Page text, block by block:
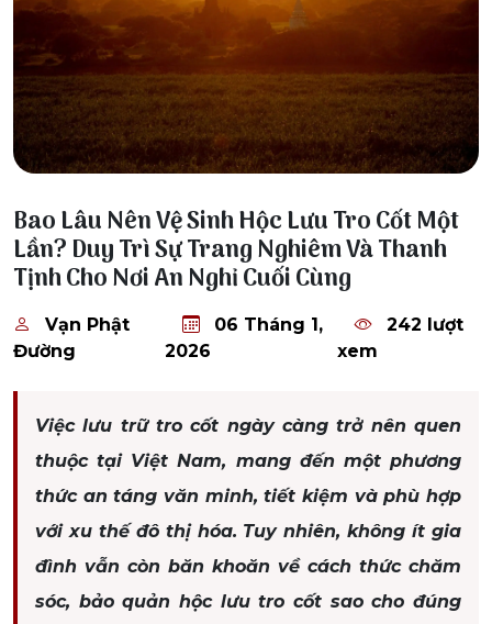
Bao Lâu Nên Vệ Sinh Hộc Lưu Tro Cốt Một
Lần? Duy Trì Sự Trang Nghiêm Và Thanh
Tịnh Cho Nơi An Nghỉ Cuối Cùng
Vạn Phật
Đường
06 Tháng 1,
2026
242 lượt
xem
Việc lưu trữ tro cốt ngày càng trở nên quen
thuộc tại Việt Nam, mang đến một phương
thức an táng văn minh, tiết kiệm và phù hợp
với xu thế đô thị hóa. Tuy nhiên, không ít gia
đình vẫn còn băn khoăn về cách thức chăm
sóc, bảo quản hộc lưu tro cốt sao cho đúng